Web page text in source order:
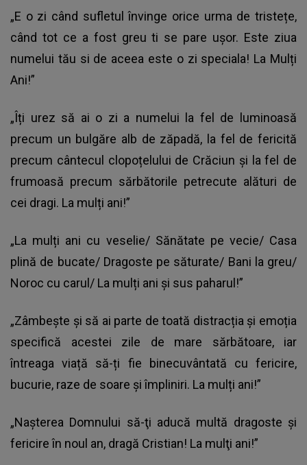
„E o zi când sufletul învinge orice urma de tristețe,
când tot ce a fost greu ti se pare ușor. Este ziua
numelui tău si de aceea este o zi speciala! La Mulți
Ani!”
„Îți urez să ai o zi a numelui la fel de luminoasă
precum un bulgăre alb de zăpadă, la fel de fericită
precum cântecul clopoțelului de Crăciun și la fel de
frumoasă precum sărbătorile petrecute alături de
cei dragi. La mulți ani!”
„La mulți ani cu veselie/ Sănătate pe vecie/ Casa
plină de bucate/ Dragoste pe săturate/ Bani la greu/
Noroc cu carul/ La mulți ani și sus paharul!”
„Zâmbește și să ai parte de toată distracția și emoția
specifică acestei zile de mare sărbătoare, iar
întreaga viață să-ți fie binecuvântată cu fericire,
bucurie, raze de soare și împliniri. La mulți ani!”
„Nașterea Domnului să-ţi aducă multă dragoste și
fericire în noul an, dragă Cristian! La mulţi ani!”